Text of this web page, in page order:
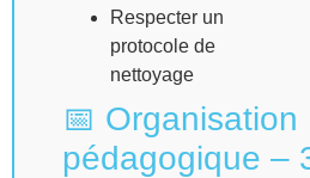
Respecter un
protocole de
nettoyage
📅 Organisation
pédagogique –